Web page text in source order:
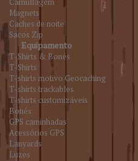
Magnets
Caches de noite
Sacos Zip
Equipamento
T-Shirts & Bonés
T-Shirts
T-shirts motivo Geocaching
T-shirts trackables
T-shirts customizáveis
Bonés
GPS caminhadas
Acessórios GPS
Lanyards
Luzes